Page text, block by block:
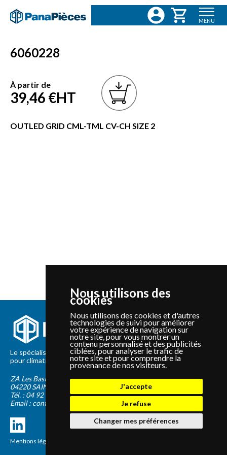
Nous utilisons des
cookies
Nous utilisons des cookies et d'autres
technologies de suivi pour améliorer
votre expérience de navigation sur
notre site, pour vous montrer un
contenu personnalisé et des publicités
ciblées, pour analyser le trafic de
notre site et pour comprendre la
provenance de nos visiteurs.
J'accepte
Je refuse
Changer mes préférences
MENU
6060228
À partir de
39,46 €HT
OUTLED GRID CML-TML CV-CH SIZE 2
Le spécialiste depuis 2012 de la vente de pièces détachées
pour climatisation et Pompe à Chaleur Panasonic et Sanyo
ZA Les Bastides Blanches
04220 SAINTE-TULLE
Tél. : 04 92 75 89 55
Email : contact@panapieces.com
Mentions légales